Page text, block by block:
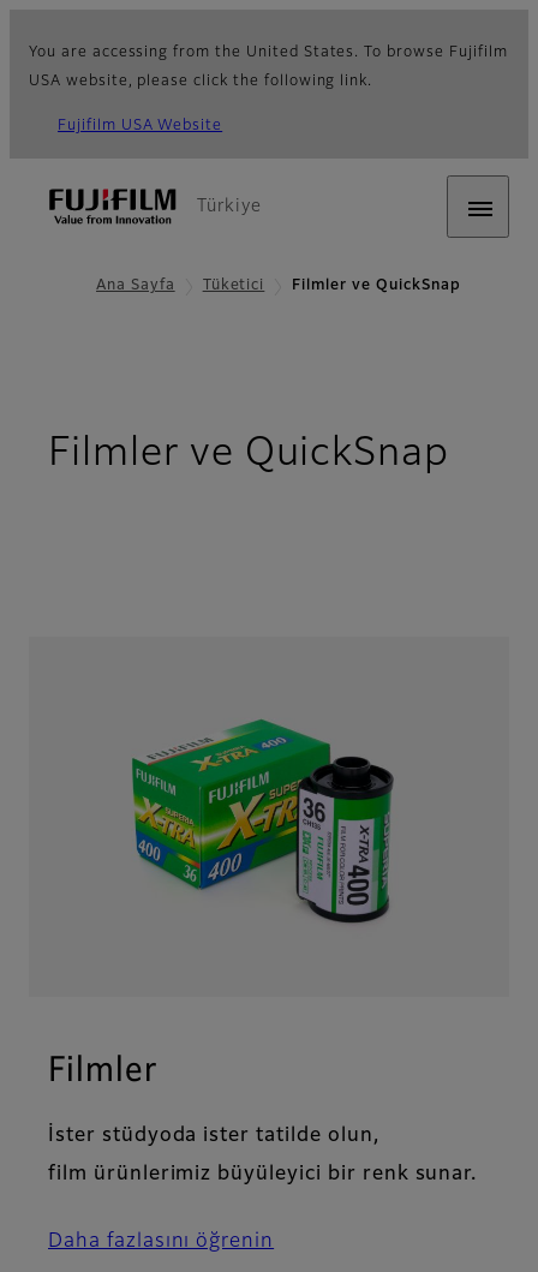
You are accessing from the United States. To browse Fujifilm
USA website, please click the following link.
Fujifilm USA Website
Türkiye
Ana Sayfa Tüketici Filmler ve QuickSnap
Filmler ve QuickSnap
Filmler
İster stüdyoda ister tatilde olun,
film ürünlerimiz büyüleyici bir renk sunar.
Daha fazlasını öğrenin